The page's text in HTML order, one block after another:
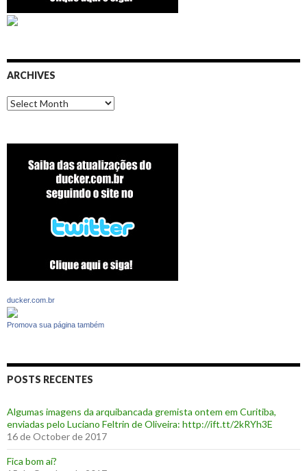
ARCHIVES
Archives
ducker.com.br
Promova sua página também
POSTS RECENTES
Algumas imagens da arquibancada gremista ontem em Curitiba,
enviadas pelo Luciano Feltrin de Oliveira: http://ift.tt/2kRYh3E
16 de October de 2017
‪Fica bom aí?‬